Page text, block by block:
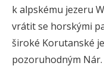
k alpskému jezeru
vrátit se horskými
široké Korutanské
pozoruhodným